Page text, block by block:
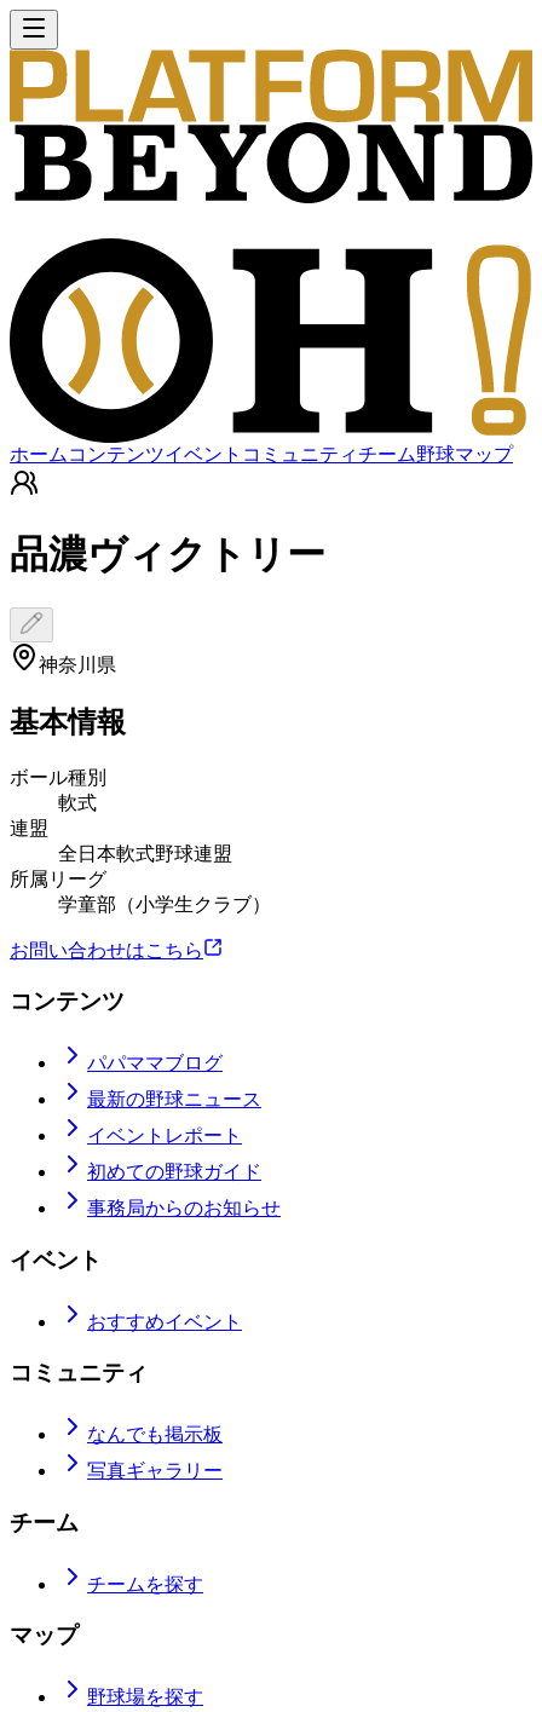
ホーム コンテンツイベント コミュニティチーム野球マップ
品濃ヴィクトリー
神奈川県
基本情報
ボール種別
軟式
連盟
全日本軟式野球連盟
所属リーグ
学童部（小学生クラブ）
お問い合わせはこちら
コンテンツ
パパママブログ
最新の野球ニュース
イベントレポート
初めての野球ガイド
事務局からのお知らせ
イベント
おすすめイベント
コミュニティ
なんでも掲示板
写真ギャラリー
チーム
チームを探す
マップ
野球場を探す